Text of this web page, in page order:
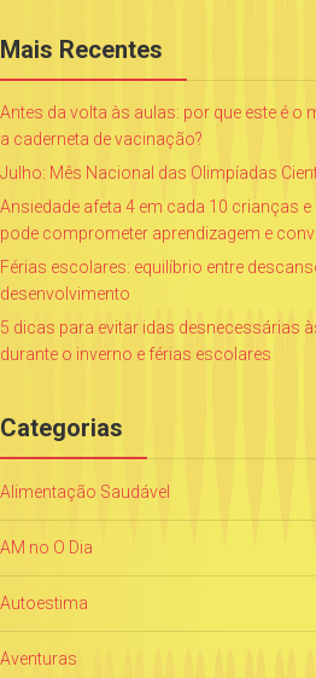
Mais Recentes
Antes da volta às aulas: por que este é o
a caderneta de vacinação?
Julho: Mês Nacional das Olimpíadas
Ansiedade afeta 4 em cada 10 crianças
pode comprometer aprendizagem e
Férias escolares: equilíbrio entre
desenvolvimento
5 dicas para evitar idas desnecessárias
durante o inverno e férias escolares
Categorias
Alimentação Saudável
AM no O Dia
Autoestima
Aventuras